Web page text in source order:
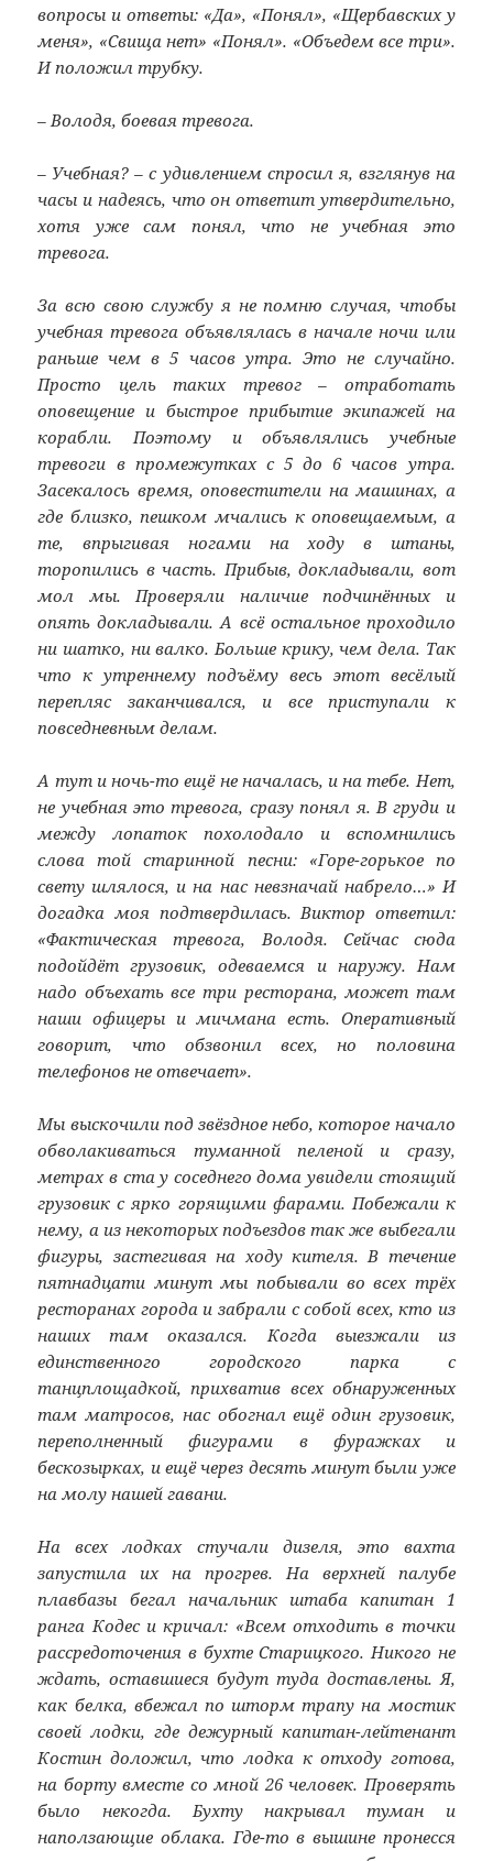
вопросы и ответы: «Да», «Понял», «Щербавских у
меня», «Свища нет» «Понял». «Объедем все три».
И положил трубку.
– Володя, боевая тревога.
– Учебная? – с удивлением спросил я, взглянув на
часы и надеясь, что он ответит утвердительно,
хотя уже сам понял, что не учебная это
тревога.
За всю свою службу я не помню случая, чтобы
учебная тревога объявлялась в начале ночи или
раньше чем в 5 часов утра. Это не случайно.
Просто цель таких тревог – отработать
оповещение и быстрое прибытие экипажей на
корабли. Поэтому и объявлялись учебные
тревоги в промежутках с 5 до 6 часов утра.
Засекалось время, оповестители на машинах, а
где близко, пешком мчались к оповещаемым, а
те, впрыгивая ногами на ходу в штаны,
торопились в часть. Прибыв, докладывали, вот
мол мы. Проверяли наличие подчинённых и
опять докладывали. А всё остальное проходило
ни шатко, ни валко. Больше крику, чем дела. Так
что к утреннему подъёму весь этот весёлый
перепляс заканчивался, и все приступали к
повседневным делам.
А тут и ночь-то ещё не началась, и на тебе. Нет,
не учебная это тревога, сразу понял я. В груди и
между лопаток похолодало и вспомнились
слова той старинной песни: «Горе-горькое по
свету шлялося, и на нас невзначай набрело…» И
догадка моя подтвердилась. Виктор ответил:
«Фактическая тревога, Володя. Сейчас сюда
подойдёт грузовик, одеваемся и наружу. Нам
надо объехать все три ресторана, может там
наши офицеры и мичмана есть. Оперативный
говорит, что обзвонил всех, но половина
телефонов не отвечает».
Мы выскочили под звёздное небо, которое начало
обволакиваться туманной пеленой и сразу,
метрах в ста у соседнего дома увидели стоящий
грузовик с ярко горящими фарами. Побежали к
нему, а из некоторых подъездов так же выбегали
фигуры, застегивая на ходу кителя. В течение
пятнадцати минут мы побывали во всех трёх
ресторанах города и забрали с собой всех, кто из
наших там оказался. Когда выезжали из
единственного городского парка с
танцплощадкой, прихватив всех обнаруженных
там матросов, нас обогнал ещё один грузовик,
переполненный фигурами в фуражках и
бескозырках, и ещё через десять минут были уже
на молу нашей гавани.
На всех лодках стучали дизеля, это вахта
запустила их на прогрев. На верхней палубе
плавбазы бегал начальник штаба капитан 1
ранга Кодес и кричал: «Всем отходить в точки
рассредоточения в бухте Старицкого. Никого не
ждать, оставшиеся будут туда доставлены. Я,
как белка, вбежал по шторм трапу на мостик
своей лодки, где дежурный капитан-лейтенант
Костин доложил, что лодка к отходу готова,
на борту вместе со мной 26 человек. Проверять
было некогда. Бухту накрывал туман и
наползающие облака. Где-то в вышине пронесся